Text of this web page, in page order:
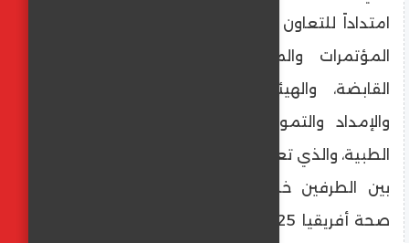
امتداداً للتعاون المتنامي بين اندكس لتنظيم
المؤتمرات والمعارض، عضو في اندكس
القابضة، والهيئة المصرية للشراء الموحّد
والإمداد والتموين الطبي وإدارة التكنولوجيا
الطبية، والذي تعزز عبر مذكرة التفاهم الموقعة
بين الطرفين خلال فعاليات معرض ومؤتمر